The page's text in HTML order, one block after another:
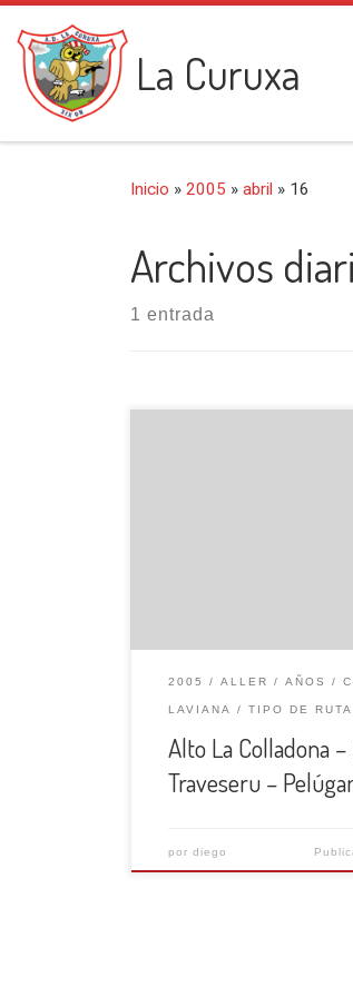
Saltar al contenido
La Curuxa
Inicio » 2005 » abril » 16
Archivos
1 entrada
2005 ALLER AÑOS
LAVIANA TIPO DE RUTA
Alto La Colladona
Traveseru –
pordiego